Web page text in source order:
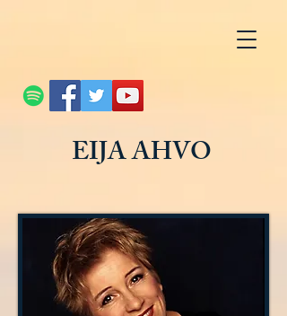
EIJA AHVO